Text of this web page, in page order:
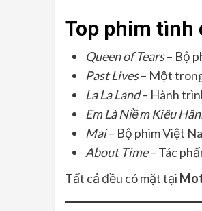
Top phim tình
Queen of Tears– Bộ
Past Lives– Một
La La Land– Hành
Em Là Niềm Kiêu
Mai– Bộ phim Việt
About Time– Tác
Tất cả đều có mặt tại